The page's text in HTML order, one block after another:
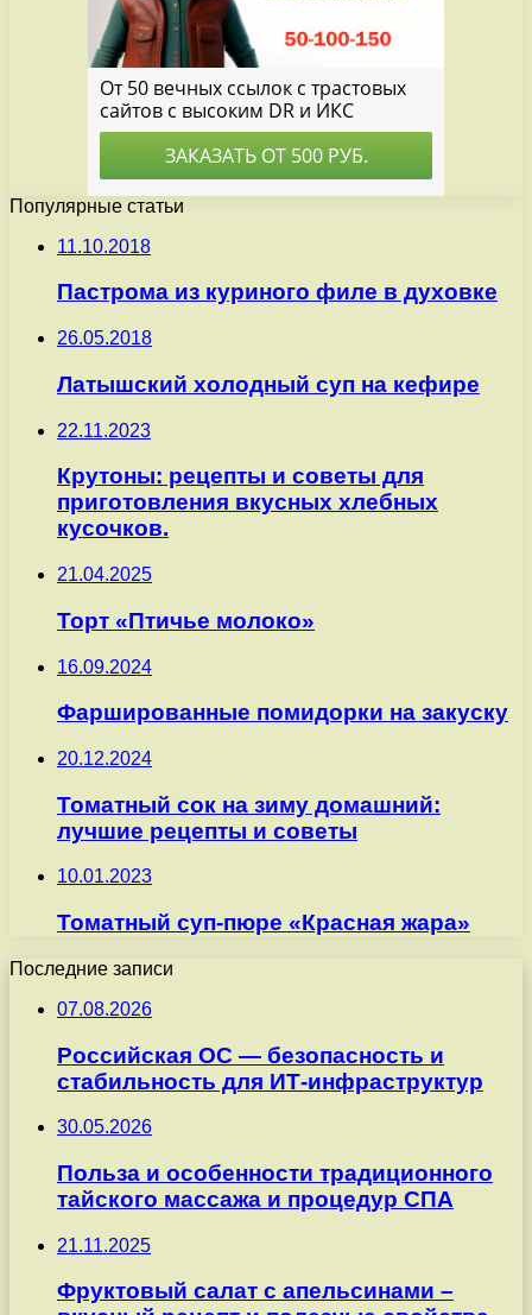
Популярные статьи
11.10.2018
Пастрома из куриного филе в духовке
26.05.2018
Латышский холодный суп на кефире
22.11.2023
Крутоны: рецепты и советы для
приготовления вкусных хлебных
кусочков.
21.04.2025
Торт «Птичье молоко»
16.09.2024
Фаршированные помидорки на закуску
20.12.2024
Томатный сок на зиму домашний:
лучшие рецепты и советы
10.01.2023
Томатный суп-пюре «Красная жара»
Последние записи
07.08.2026
Российская ОС — безопасность и
стабильность для ИТ-инфраструктур
30.05.2026
Польза и особенности традиционного
тайского массажа и процедур СПА
21.11.2025
Фруктовый салат с апельсинами –